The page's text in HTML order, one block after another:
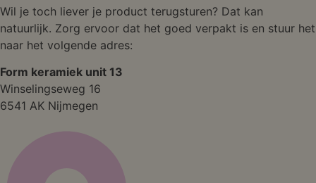
Wil je toch liever je product terugsturen? Dat kan
natuurlijk. Zorg ervoor dat het goed verpakt is en stuur het
naar het volgende adres:
Form keramiek unit 13
Winselingseweg 16
6541 AK Nijmegen